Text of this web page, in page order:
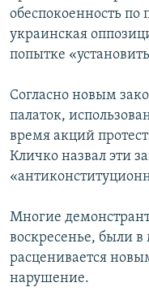
обеспокоенность по
украинская
попытке
Согласно новым
палаток,
время акций
Кличко назвал эти
Многие
воскресенье, были в
расценивается
нарушение.